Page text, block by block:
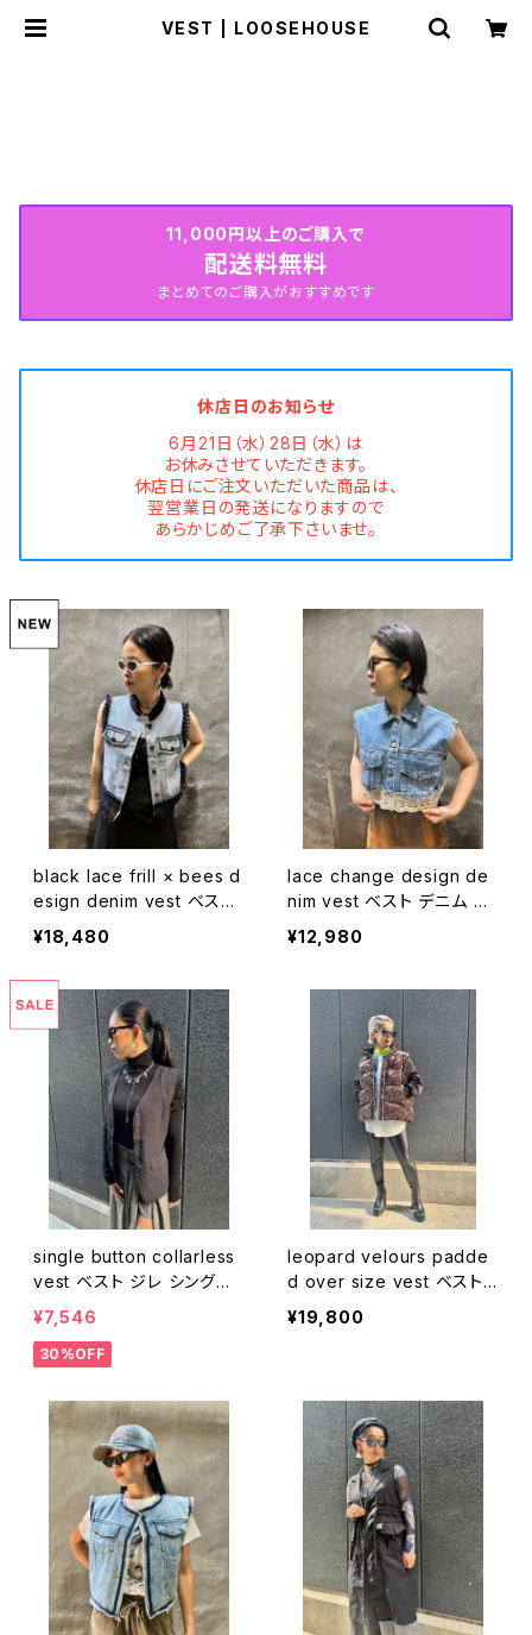
VEST | LOOSEHOUSE
11,000円以上のご購入で
配送料無料
まとめてのご購入がおすすめです
休店日のお知らせ
6月21日（水）28日（水）は
お休みさせていただきます。
休店日にご注文いただいた商品は、
翌営業日の発送になりますので
あらかじめご了承下さいませ。
black lace frill × bees d
esign denim vest ベスト
デニム フリル 黒レース ビ
¥18,480
lace change design de
nim vest ベスト デニム レ
ース 切替デザイン レイヤー
ド 重ね着
¥12,980
single button collarless
vest ベスト ジレ シングル
マニッシュ ハンサム
¥7,546
30%OFF
leopard velours padde
d over size vest ベスト
ベロア レオパード 豹柄 ヒ
ョウ柄 中綿 ジップアップ オ
¥19,800